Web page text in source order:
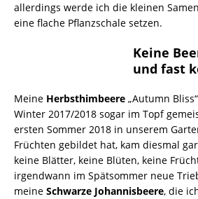
allerdings werde ich die kleinen
eine flache Pflanzschale setzen.
Keine
und fast
Meine Herbsthimbeere „Autumn
Winter 2017/2018 sogar im Topf
ersten Sommer 2018 in unserem
Früchten gebildet hat, kam diesmal
keine Blätter, keine Blüten, keine
irgendwann im Spätsommer neue
meine Schwarze Johannisbeere, die